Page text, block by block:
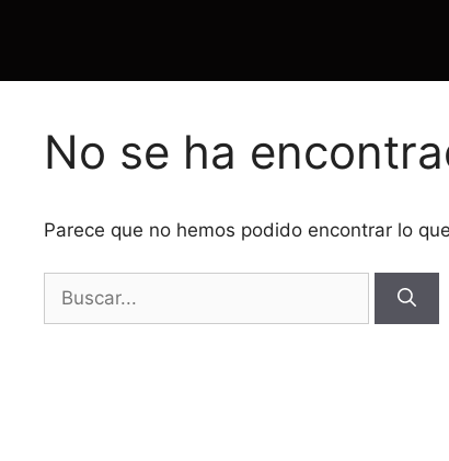
No se ha
Parece que no hemos podido encontrar lo